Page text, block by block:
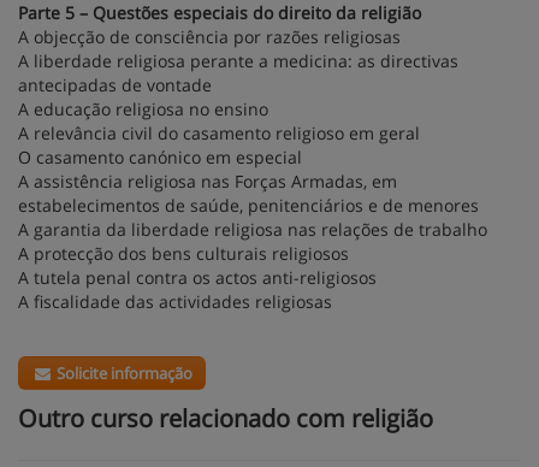
Parte 5 – Questões especiais do direito da religião
A objecção de consciência por razões religiosas
A liberdade religiosa perante a medicina: as directivas
antecipadas de vontade
A educação religiosa no ensino
A relevância civil do casamento religioso em geral
O casamento canónico em especial
A assistência religiosa nas Forças Armadas, em
estabelecimentos de saúde, penitenciários e de menores
A garantia da liberdade religiosa nas relações de trabalho
A protecção dos bens culturais religiosos
A tutela penal contra os actos anti-religiosos
A fiscalidade das actividades religiosas
Solicite informação
Outro curso relacionado com religião